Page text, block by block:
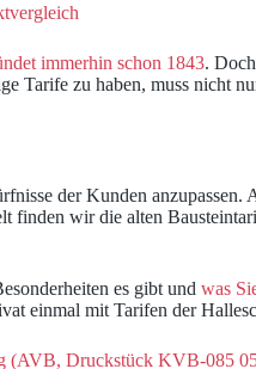
immerhin schon 1843.
Tarife zu haben, muss nicht
der Kunden
finden wir die alten
es gibt und was
einmal mit Tarifen der
(AVB, Druckstück KVB-085